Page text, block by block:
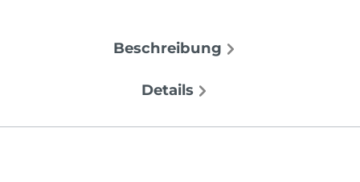
Beschreibung
Details